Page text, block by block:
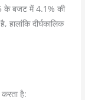
के बजट में 4.1% की
दीर्घकालिक
करता है: